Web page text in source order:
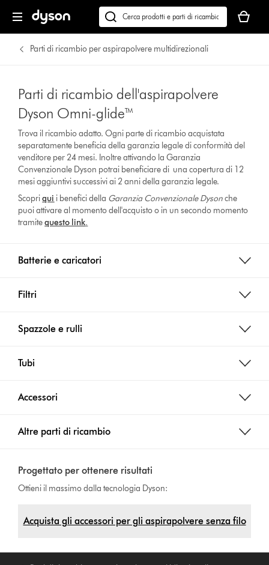
Cerca
su
dyson.it
carrello
è
Parti di ricambio per aspirapolvere multidirezionali
Parti di ricambio dell'aspirapolvere
Dyson Omni-glide™
Trova il ricambio adatto. Ogni parte di ricambio acquistata
separatamente beneficia della garanzia legale di conformità del
venditore per 24 mesi. Inoltre attivando la Garanzia
Convenzionale Dyson potrai beneficiare di una copertura di 12
mesi aggiuntivi successivi ai 2 anni della garanzia legale.
Scopriqui i benefici della Garanzia Convenzionale Dysonche
puoi attivare al momento dell'acquisto o in un secondo momento
tramitequesto link.
Batterie e caricatori
Filtri
Spazzole e rulli
Tubi
Accessori
Altre parti di ricambio
Progettato per ottenere risultati
Ottieni il massimo dalla tecnologia Dyson:
Acquista gli accessori per gli aspirapolvere senza filo